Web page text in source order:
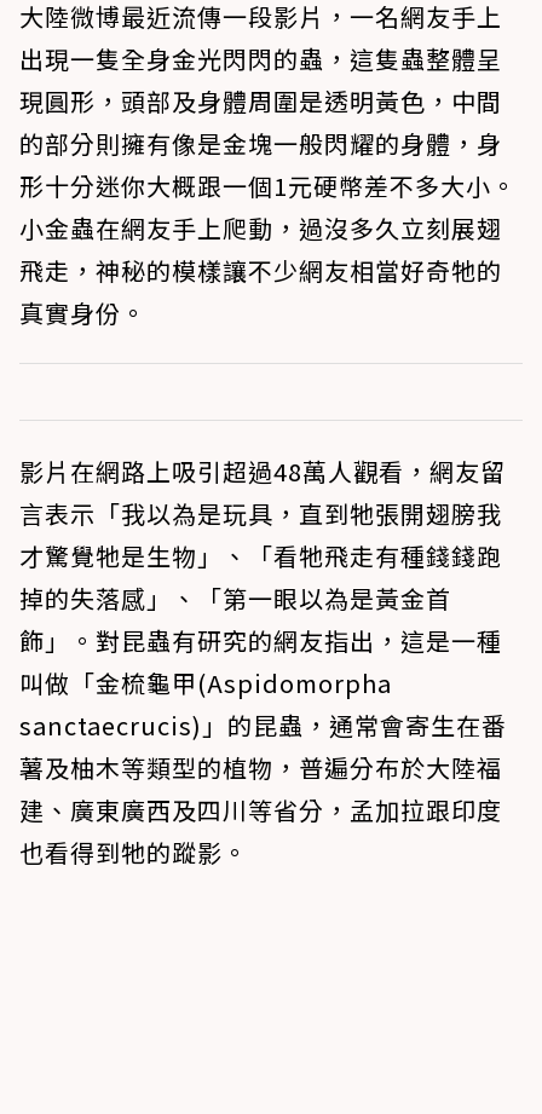
大陸微博最近流傳一段影片，一名網友手上
出現一隻全身金光閃閃的蟲，這隻蟲整體呈
現圓形，頭部及身體周圍是透明黃色，中間
的部分則擁有像是金塊一般閃耀的身體，身
形十分迷你大概跟一個1元硬幣差不多大小。
小金蟲在網友手上爬動，過沒多久立刻展翅
飛走，神秘的模樣讓不少網友相當好奇牠的
真實身份。
影片在網路上吸引超過48萬人觀看，網友留
言表示「我以為是玩具，直到牠張開翅膀我
才驚覺牠是生物」、「看牠飛走有種錢錢跑
掉的失落感」、「第一眼以為是黃金首
飾」。對昆蟲有研究的網友指出，這是一種
叫做「金梳龜甲(Aspidomorpha
sanctaecrucis)」的昆蟲，通常會寄生在番
薯及柚木等類型的植物，普遍分布於大陸福
建、廣東廣西及四川等省分，孟加拉跟印度
也看得到牠的蹤影。